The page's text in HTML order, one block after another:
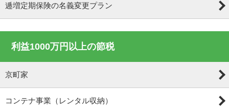
逓増定期保険の名義変更プラン
利益1000万円以上の節税
京町家
コンテナ事業（レンタル収納）